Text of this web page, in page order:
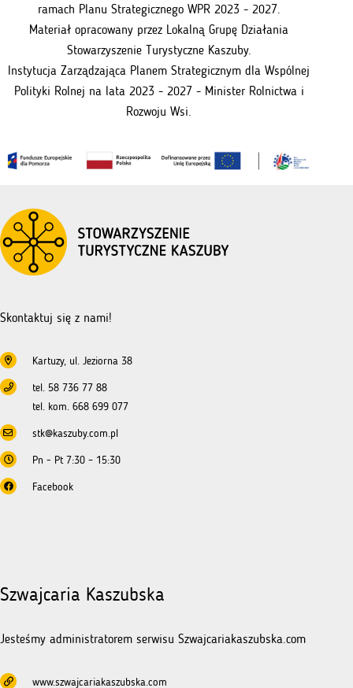
ramach Planu Strategicznego WPR 2023 - 2027.
Materiał opracowany przez Lokalną Grupę Działania
Stowarzyszenie Turystyczne Kaszuby.
Instytucja Zarządzająca Planem Strategicznym dla Wspólnej
Polityki Rolnej na lata 2023 - 2027 - Minister Rolnictwa i
Rozwoju Wsi.
Skontaktuj się z nami!
Kartuzy, ul. Jeziorna 38
tel. 58 736 77 88
tel. kom. 668 699 077
stk@kaszuby.com.pl
Pn - Pt 7:30 – 15:30
Facebook
Szwajcaria Kaszubska
Jesteśmy administratorem serwisu Szwajcariakaszubska.com
www.szwajcariakaszubska.com